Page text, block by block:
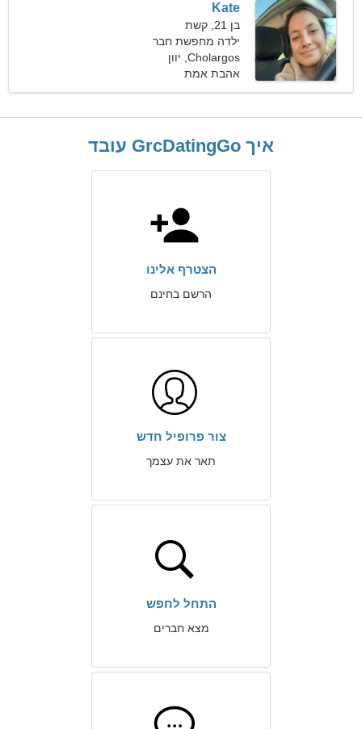
Kate
בן 21, קשת
ילדה מחפשת חבר
Cholargos, יוון
אהבת אמת
איך GrcDatingGo עובד
הצטרף אלינו
הרשם בחינם
צור פרופיל חדש
תאר את עצמך
התחל לחפש
מצא חברים